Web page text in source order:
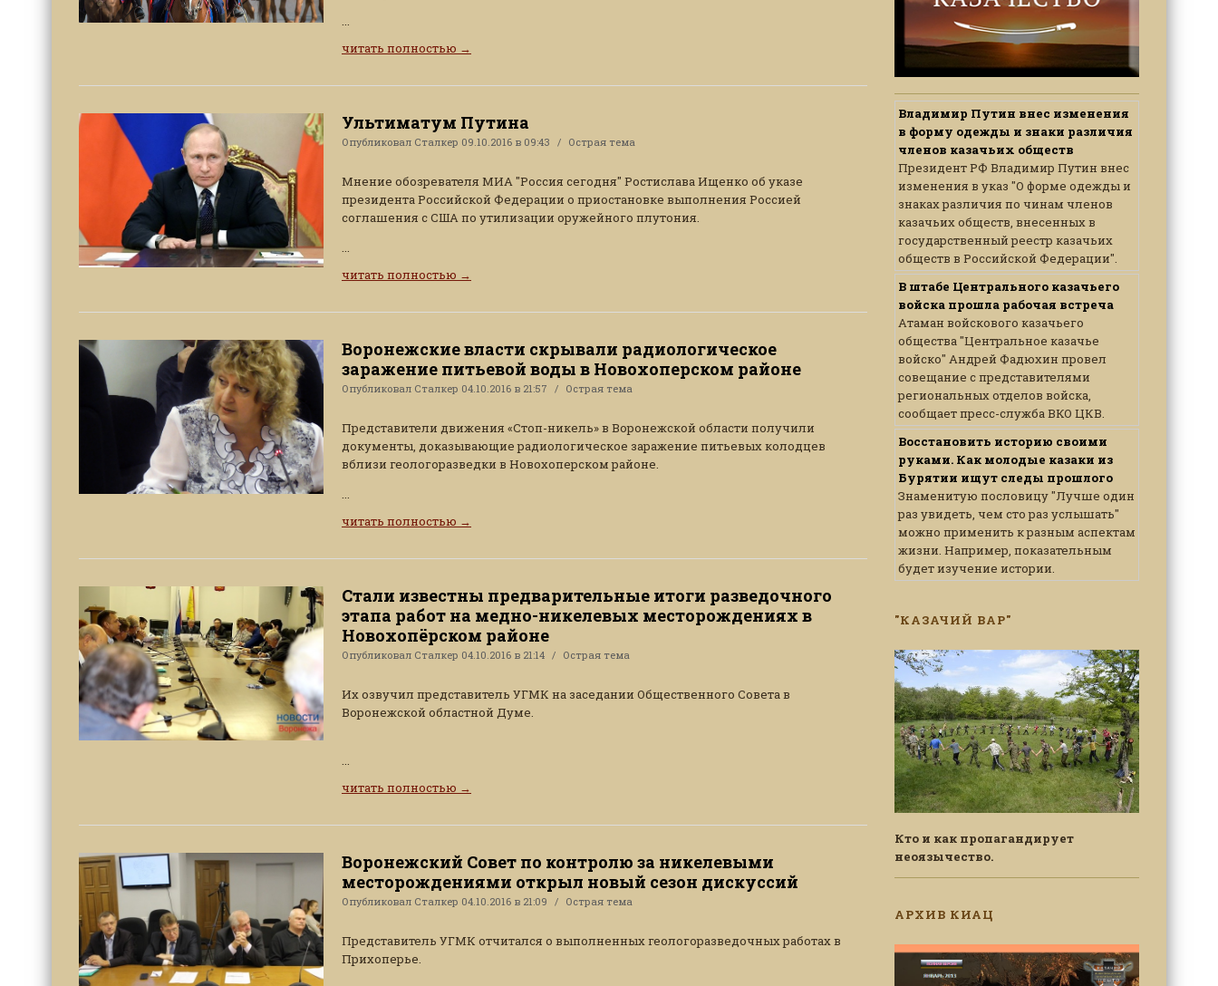
читать полностью →
Ультиматум Путина
Опубликовал Сталкер 09.10.2016 в 09:43 Острая тема
Мнение обозревателя МИА "Россия сегодня" Ростислава Ищенко об указе
президента Российской Федерации о приостановке выполнения Россией
соглашения с США по утилизации оружейного плутония.
читать полностью →
Воронежские власти скрывали радиологическое
заражение питьевой воды в Новохоперском районе
Опубликовал Сталкер 04.10.2016 в 21:57 Острая тема
Представители движения «Стоп-никель» в Воронежской области получили
документы, доказывающие радиологическое заражение питьевых колодцев
вблизи геологоразведки в Новохоперском районе.
читать полностью →
Стали известны предварительные итоги разведочного
этапа работ на медно-никелевых месторождениях в
Новохопёрском районе
Опубликовал Сталкер 04.10.2016 в 21:14 Острая тема
Их озвучил представитель УГМК на заседании Общественного Совета в
Воронежской областной Думе.
читать полностью →
Воронежский Совет по контролю за никелевыми
месторождениями открыл новый сезон дискуссий
Опубликовал Сталкер 04.10.2016 в 21:09 Острая тема
Представитель УГМК отчитался о выполненных геологоразведочных работах в
Прихоперье.
Владимир Путин внес изменения
в форму одежды и знаки различия
членов казачьих обществ
Президент РФ Владимир Путин внес
изменения в указ "О форме одежды и
знаках различия по чинам членов
казачьих обществ, внесенных в
государственный реестр казачьих
обществ в Российской Федерации".
В штабе Центрального казачьего
войска прошла рабочая встреча
Атаман войскового казачьего
общества "Центральное казачье
войско" Андрей Фадюхин провел
совещание с представителями
региональных отделов войска,
сообщает пресс-служба ВКО ЦКВ.
Восстановить историю своими
руками. Как молодые казаки из
Бурятии ищут следы прошлого
Знаменитую пословицу "Лучше один
раз увидеть, чем сто раз услышать"
можно применить к разным аспектам
жизни. Например, показательным
будет изучение истории.
"КАЗАЧИЙ ВАР"
Кто и как пропагандирует
неоязычество.
АРХИВ КИАЦ